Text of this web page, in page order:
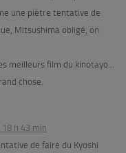
une piètre tentative de
Mitsushima obligé, on
meilleurs film du kinotayo…
chose.
h 43 min
de faire du Kyoshi